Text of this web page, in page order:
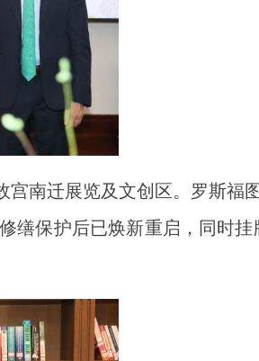
南迁展览及文创区。罗斯福
缮保护后已焕新重启，同时挂